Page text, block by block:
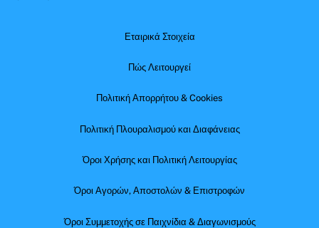
Εταιρικά Στοιχεία
Πώς Λειτουργεί
Πολιτική Απορρήτου & Cookies
Πολιτική Πλουραλισμού και Διαφάνειας
Όροι Χρήσης και Πολιτική Λειτουργίας
Όροι Αγορών, Αποστολών & Επιστροφών
Όροι Συμμετοχής σε Παιχνίδια & Διαγωνισμούς